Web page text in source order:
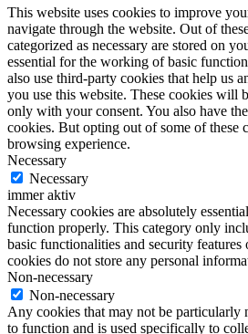
This website uses cookies to improve
navigate through the website. Out of
categorized as necessary are stored on
essential for the working of basic
also use third-party cookies that help us
you use this website. These cookies will
only with your consent. You also have
cookies. But opting out of some of these
browsing experience.
Necessary
Necessary
immer aktiv
Necessary cookies are absolutely
function properly. This category only
basic functionalities and security features
cookies do not store any personal
Non-necessary
Non-necessary
Any cookies that may not be particularly
to function and is used specifically to